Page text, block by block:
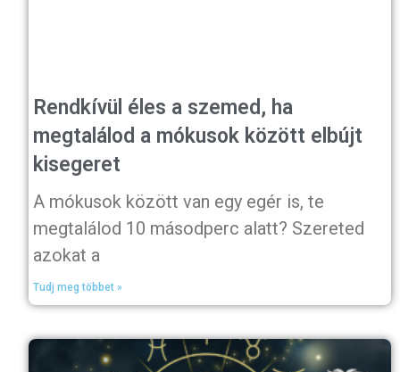
Rendkívül éles a szemed, ha
megtalálod a mókusok között elbújt
kisegeret
A mókusok között van egy egér is, te
megtalálod 10 másodperc alatt? Szereted
azokat a
Tudj meg többet »